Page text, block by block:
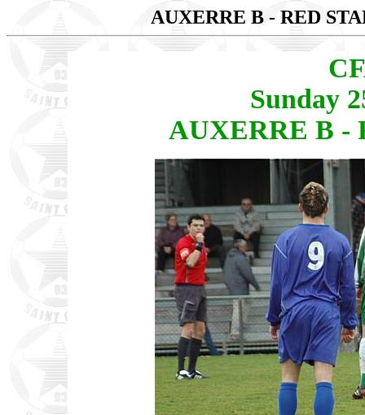
AUXERRE B - RED
Sunday
AUXERRE B -